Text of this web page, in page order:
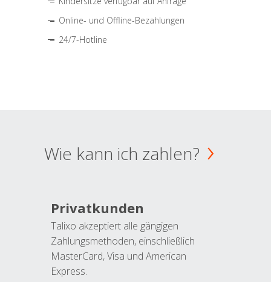
Online- und Offline-Bezahlungen
24/7-Hotline
Wie kann ich zahlen?
Privatkunden
Talixo akzeptiert alle gängigen
Zahlungsmethoden, einschließlich
MasterCard, Visa und American
Express.